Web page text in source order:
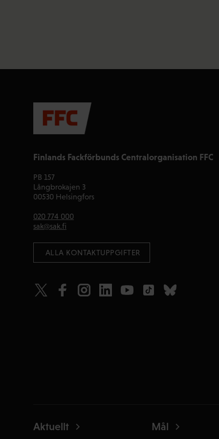
Finlands Fackförbunds Centralorganisation FFC
PB 157
Långbrokajen 3
00530 Helsingfors
020 774 000
sak@sak.fi
ALLA KONTAKTUPPGIFTER
Aktuellt Mål